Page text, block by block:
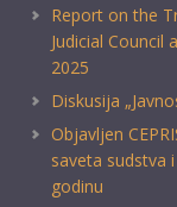
Report on the
Judicial Council
2025
Diskusija
Objavljen
saveta sudstva
godinu